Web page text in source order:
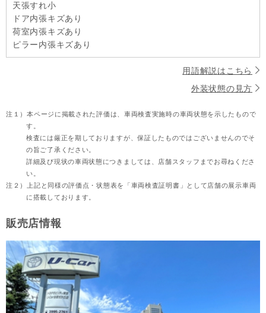
天張すれ小
ドア内張キズあり
荷室内張キズあり
ピラー内張キズあり
用語解説はこちら
外装状態の見方
注１）本ページに掲載された評価は、車両検査実施時の車両状態を示したもので
す。
検査には厳正を期しておりますが、保証したものではございませんのでそ
の旨ご了承ください。
詳細及び現状の車両状態につきましては、店舗スタッフまでお尋ねくださ
い。
注２）
上記と同様の評価点・状態表を「車両検査証明書」として店舗の展示車両
に搭載しております。
販売店情報